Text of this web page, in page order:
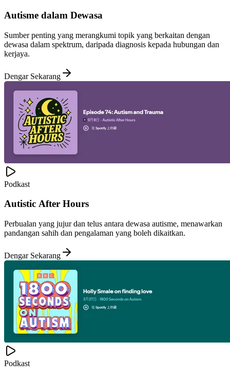
Autisme dalam Dewasa
Sumber penting yang merangkumi topik yang berkaitan dengan
dewasa dalam spektrum, daripada diagnosis kepada hubungan dan
kerjaya.
Dengar Sekarang
Podkast
Autistic After Hours
Perbualan yang jujur dan telus antara dewasa autisme, menawarkan
pandangan sahih dan pengalaman yang boleh dikaitkan.
Dengar Sekarang
Podkast